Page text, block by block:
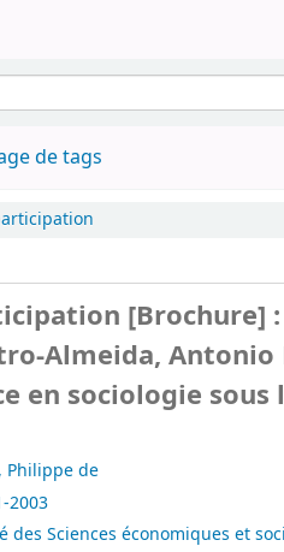
de tags
[Brochure]
Almeida,
en sociologie sous
Philippe de
2003
des Sciences économiques et